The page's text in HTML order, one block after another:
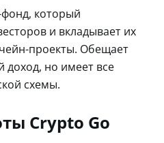
который
и вкладывает их
проекты. Обещает
доход, но имеет все
схемы.
Crypto Go